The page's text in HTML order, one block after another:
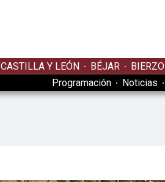
CASTILLA Y LEÓN BÉJAR BIERZO
Programación
Noticias